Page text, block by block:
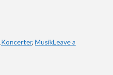
Koncerter, MusikLeave a